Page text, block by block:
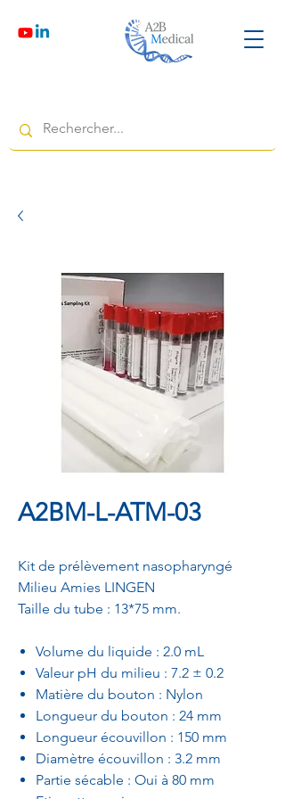
A2BM-L-ATM-03
Kit de prélèvement nasopharyngé
Milieu Amies LINGEN
Taille du tube : 13*75 mm.
Volume du liquide : 2.0 mL
Valeur pH du milieu : 7.2 ± 0.2
Matière du bouton : Nylon
Longueur du bouton : 24 mm
Longueur écouvillon : 150 mm
Diamètre écouvillon : 3.2 mm
Partie sécable : Oui à 80 mm